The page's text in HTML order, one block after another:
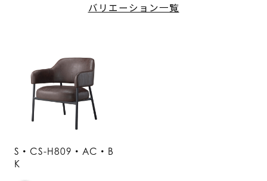
バリエーション一覧
S・CS-H809・AC・B
K